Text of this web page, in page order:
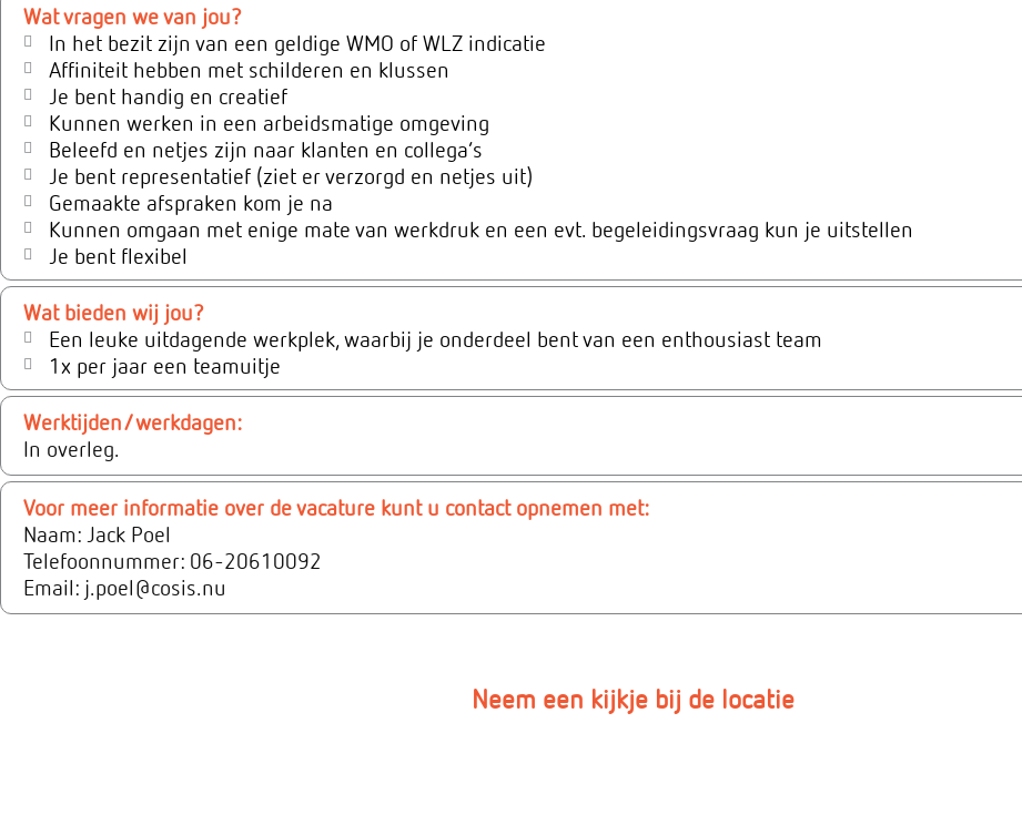
Wat vragen we van jou?
In het bezit zijn van een geldige WMO of WLZ indicatie
Affiniteit hebben met schilderen en klussen
Je bent handig en creatief
Kunnen werken in een arbeidsmatige omgeving
Beleefd en netjes zijn naar klanten en collega’s
Je bent representatief (ziet er verzorgd en netjes uit)
Gemaakte afspraken kom je na
Kunnen omgaan met enige mate van werkdruk en een evt. begeleidingsvraag kun je uitstellen
Je bent flexibel
Wat bieden wij jou?
Een leuke uitdagende werkplek, waarbij je onderdeel bent van een enthousiast team
1x per jaar een teamuitje
Werktijden/werkdagen:
In overleg.
Voor meer informatie over de vacature kunt u contact opnemen met:
Naam: Jack Poel
Telefoonnummer: 06-20610092
Email: j.poel@cosis.nu
Neem een kijkje bij de locatie